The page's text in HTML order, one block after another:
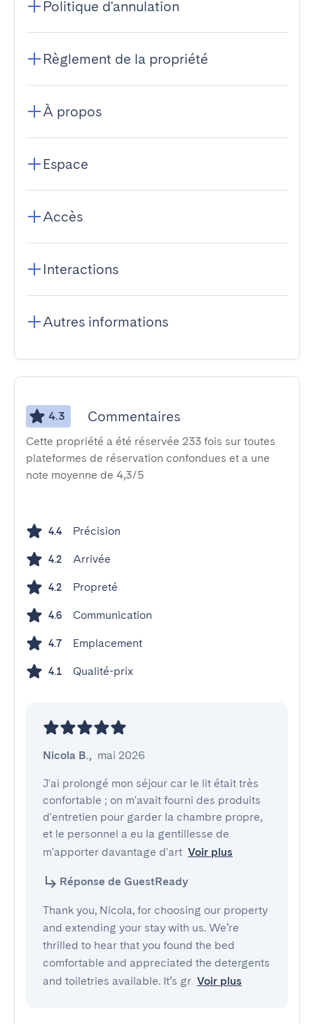
Politique d'annulation
Règlement de la propriété
À propos
Espace
Accès
Interactions
Autres informations
4.3 Commentaires
Cette propriété a été réservée 233 fois sur toutes
plateformes de réservation confondues et a une
note moyenne de 4,3/5
4.4 Précision
4.2 Arrivée
4.2 Propreté
4.6 Communication
4.7 Emplacement
4.1 Qualité-prix
Nicola B., mai 2026
J'ai prolongé mon séjour car le lit était très
confortable ; on m'avait fourni des produits
d'entretien pour garder la chambre propre,
et le personnel a eu la gentillesse de
m'apporter davantage d'art Voir plus
Réponse de GuestReady
Thank you, Nicola, for choosing our property
and extending your stay with us. We’re
thrilled to hear that you found the bed
comfortable and appreciated the detergents
and toiletries available. It’s gr Voir plus